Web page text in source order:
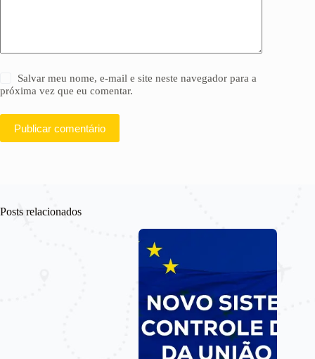
Salvar meu nome, e-mail e site neste navegador para a
próxima vez que eu comentar.
Publicar comentário
Posts relacionados